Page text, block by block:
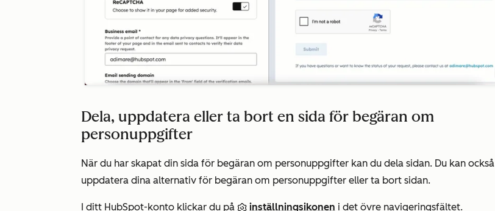
Dela, uppdatera eller ta bort en sida för begäran om
personuppgifter
När du har skapat din sida för begäran om personuppgifter kan du dela sidan. Du kan också
uppdatera dina alternativ för begäran om personuppgifter eller ta bort sidan.
I ditt HubSpot-konto klickar du på inställningsikonen i det övre navigeringsfältet.